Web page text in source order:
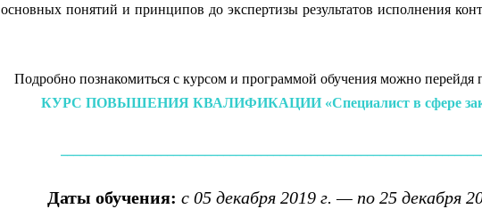
основных понятий и принципов до экспертизы результатов исполнения
Подробно познакомиться с курсом и программой обучения можно перейдя
КУРС ПОВЫШЕНИЯ КВАЛИФИКАЦИИ «Специалист в сфере
Даты обучения: с 05 декабря 2019 г. — по 25 декабря